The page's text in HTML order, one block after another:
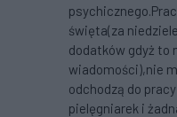
święta(za
dodatków gdyż to
wiadomości),nie
odchodzą do
pielęgniarek i